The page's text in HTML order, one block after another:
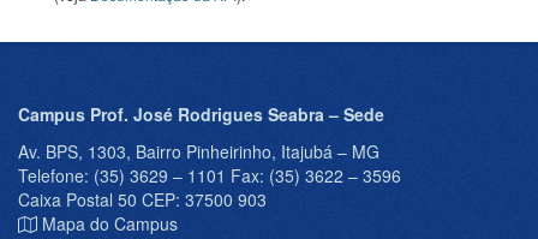
Campus Prof. José Rodrigues Seabra – Sede
Av. BPS, 1303, Bairro Pinheirinho, Itajubá – MG
Telefone: (35) 3629 – 1101 Fax: (35) 3622 – 3596
Caixa Postal 50 CEP: 37500 903
Mapa do Campus